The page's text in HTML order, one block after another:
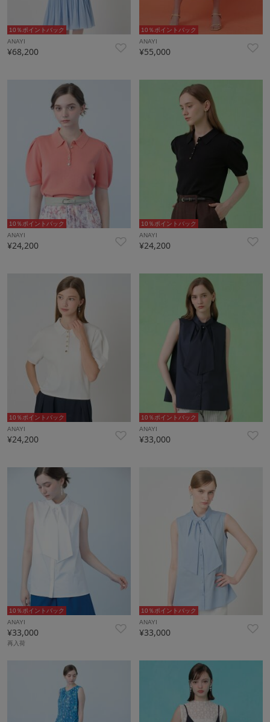
10％ポイントバック
ANAYI
¥68,200
10％ポイントバック
ANAYI
¥55,000
10％ポイントバック
ANAYI
¥24,200
10％ポイントバック
ANAYI
¥24,200
10％ポイントバック
ANAYI
¥24,200
10％ポイントバック
ANAYI
¥33,000
10％ポイントバック
ANAYI
¥33,000
再入荷
10％ポイントバック
ANAYI
¥33,000